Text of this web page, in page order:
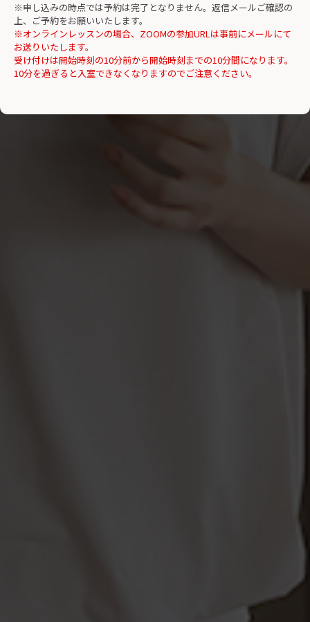
※申し込みの時点では予約は完了となりません。返信メールご確認の
上、ご予約をお願いいたします。
※オンラインレッスンの場合、ZOOMの参加URLは事前にメールにて
お送りいたします。
受け付けは開始時刻の10分前から開始時刻までの10分間になります。
10分を過ぎると入室できなくなりますのでご注意ください。